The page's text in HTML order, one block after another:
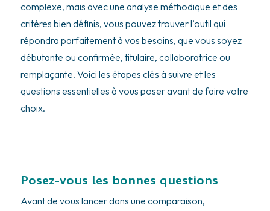
complexe, mais avec une analyse méthodique et des
critères bien définis, vous pouvez trouver l’outil qui
répondra parfaitement à vos besoins, que vous soyez
débutante ou confirmée, titulaire, collaboratrice ou
remplaçante. Voici les étapes clés à suivre et les
questions essentielles à vous poser avant de faire votre
choix.
Posez-vous les bonnes questions
Avant de vous lancer dans une comparaison,